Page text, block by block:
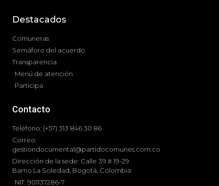
Destacados
Comuneras
Semáforo del acuerdo
Transparencia
Menú de atención
Participa
Contacto
Teléfono: (+57) 313 846 30 86
Correo:
gestiondocumental@partidocomunes.com.co
Dirección de la sede: Calle 39 # 19-29
Barrio La Soledad, Bogotá, Colombia
NIT. 901137286-7